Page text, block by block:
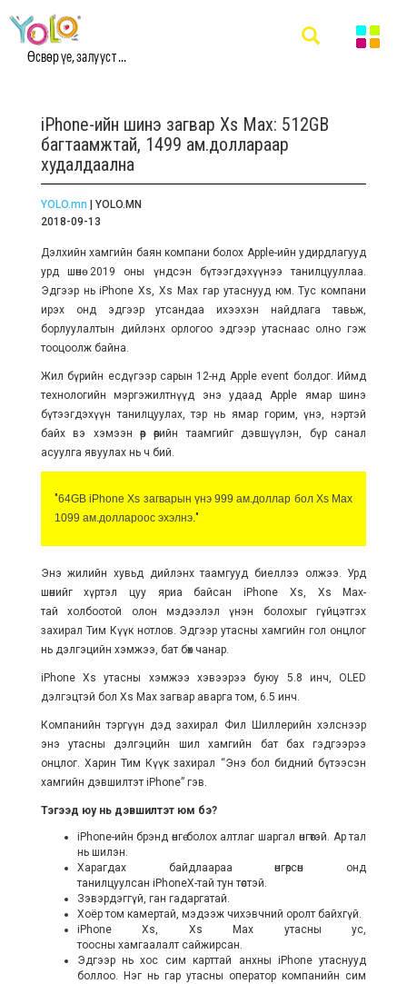
Өсвөр үе, залууст ...
iPhone-ийн шинэ загвар Xs Max: 512GB
багтаамжтай, 1499 ам.доллараар
худалдаална
YOLO.mn | YOLO.MN
2018-09-13
Дэлхийн хамгийн баян компани болох Apple-ийн удирдлагууд
урд шөнө 2019 оны үндсэн бүтээгдэхүүнээ танилцууллаа.
Эдгээр нь iPhone Xs, Xs Max гар утаснууд юм. Тус компани
ирэх онд эдгээр утсандаа ихээхэн найдлага тавьж,
борлуулалтын дийлэнх орлогоо эдгээр утаснаас олно гэж
тооцоолж байна.
Жил бүрийн есдүгээр сарын 12-нд Apple event болдог. Иймд
технологийн мэргэжилтнүүд энэ удаад Apple ямар шинэ
бүтээгдэхүүн танилцуулах, тэр нь ямар горим, үнэ, нэртэй
байх вэ хэмээн өөр өөрийн таамгийг дэвшүүлэн, бүр санал
асуулга явуулах нь ч бий.
"64GB iPhone Xs загварын үнэ 999 ам.доллар бол Xs Max
1099 ам.доллароос эхэлнэ."
Энэ жилийн хувьд дийлэнх таамгууд биеллээ олжээ. Урд
шөнийг хүртэл цуу яриа байсан iPhone Xs, Xs Max-
тай холбоотой олон мэдээлэл үнэн болохыг гүйцэтгэх
захирал Тим Күүк нотлов. Эдгээр утасны хамгийн гол онцлог
нь дэлгэцийн хэмжээ, бат бөх чанар.
iPhone Xs утасны хэмжээ хэвээрээ буюу 5.8 инч, OLED
дэлгэцтэй бол Xs Max загвар аварга том, 6.5 инч.
Компанийн тэргүүн дэд захирал Фил Шиллерийн хэлснээр
энэ утасны дэлгэцийн шил хамгийн бат бах гэдгээрээ
онцлог. Харин Тим Күүк захирал “Энэ бол бидний бүтээсэн
хамгийн дэвшилтэт iPhone” гэв.
Тэгээд юу нь дэвшилтэт юм бэ?
iPhone-ийн брэнд өнгө болох алтлаг шаргал өнгөтэй. Ар тал
нь шилэн.
Харагдах байдлаараа өнгөрсөн онд
танилцуулсан iPhoneX-тaй тун төстэй.
Зэвэрдэггүй, ган гадаргатай.
Хоёр том камертай, мэдээж чихэвчний оролт байхгүй.
iPhone Xs, Xs Max утасны ус,
тоосны хамгаалалт сайжирсан.
Эдгээр нь хос сим карттай анхны iPhone утаснууд
боллоо. Нэг нь гар утасны оператор компанийн сим